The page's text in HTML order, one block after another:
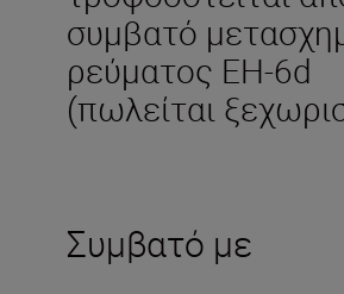
συμβατό
ρεύματος EH-6d
(πωλείται
Συμβατό με